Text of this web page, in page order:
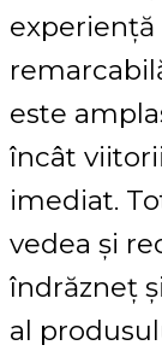
experiență
este
încât
imediat.
vedea și
îndrăzneț
al